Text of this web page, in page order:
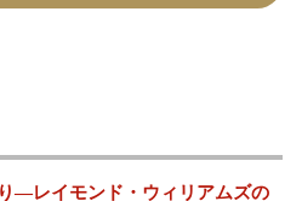
―レイモンド・ウィリアムズの